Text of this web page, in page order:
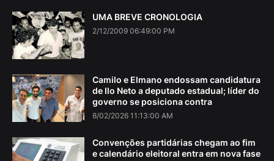
UMA BREVE CRONOLOGIA
2/12/2009 06:49:00 PM
Camilo e Elmano endossam candidatura
de Ilo Neto a deputado estadual; líder do
governo se posiciona contra
8/02/2026 11:13:00 AM
Convenções partidárias chegam ao fim
e calendário eleitoral entra em nova fase